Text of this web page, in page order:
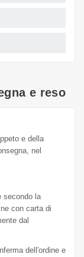
e reso
e della
nel
secondo la
con carta di
dal
dell'ordine e